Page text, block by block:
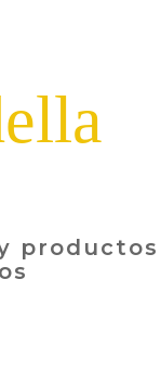
productos